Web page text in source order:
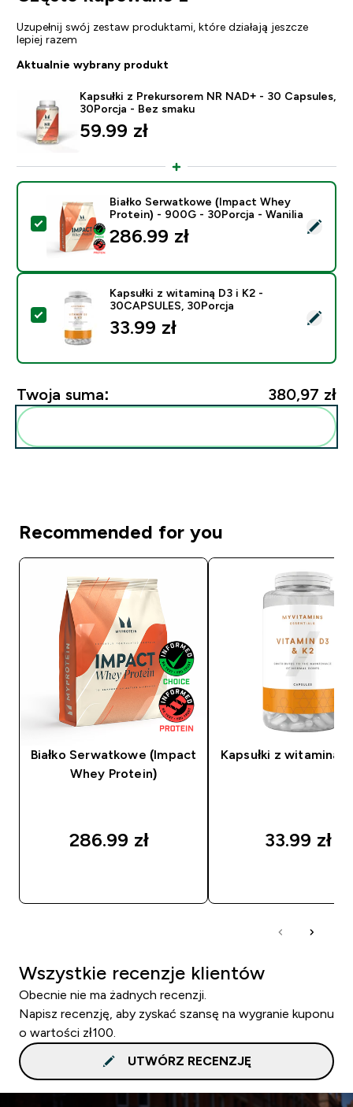
Uzupełnij swój zestaw produktami, które działają jeszcze
lepiej razem
Aktualnie wybrany produkt
Kapsułki z Prekursorem NR NAD+ - 30 Capsules,
30Porcja - Bez smaku
59.99 zł‎
Wybierz ten produkt - Białko Serwatkowe (Impact
Białko Serwatkowe (Impact Whey
Protein) - 900G - 30Porcja - Wanilia
286.99 zł‎
Wybierz ten produkt - Kapsułki z witaminą D3 i K2 -
Kapsułki z witaminą D3 i K2 -
30CAPSULES, 30Porcja
33.99 zł‎
Twoja suma: 380,97 zł‎
Recommended for you
Białko Serwatkowe (Impact
Whey Protein)
286.99 zł‎
Kapsułki z witaminą
33.99 zł‎
Wszystkie recenzje klientów
Obecnie nie ma żadnych recenzji.
Napisz recenzję, aby zyskać szansę na wygranie kuponu
o wartości zł100.
UTWÓRZ RECENZJĘ